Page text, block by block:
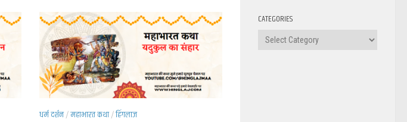
धर्म दर्शन/महाभारत कथा/हिंगलाज
CATEGORIES
Categories